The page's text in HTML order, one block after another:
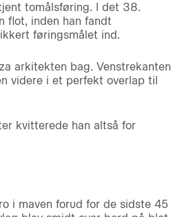
tomålsføring. I det 38.
flot, inden han fandt
føringsmålet ind.
arkitekten bag. Venstrekanten
videre i et perfekt overlap til
kvitterede han altså for
i maven forud for de sidste 45